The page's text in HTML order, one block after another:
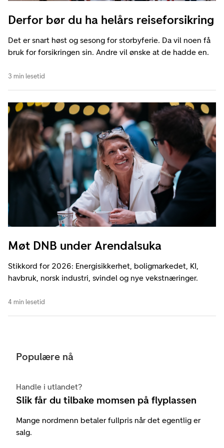
Derfor bør du ha helårs reiseforsikring
Det er snart høst og sesong for storbyferie. Da vil noen få
bruk for forsikringen sin. Andre vil ønske at de hadde en.
3 min lesetid
Møt DNB under Arendalsuka
Stikkord for 2026: Energisikkerhet, boligmarkedet, KI,
havbruk, norsk industri, svindel og nye vekstnæringer.
4 min lesetid
Populære nå
Handle i utlandet?
Slik får du tilbake momsen på flyplassen
Mange nordmenn betaler fullpris når det egentlig er
salg.